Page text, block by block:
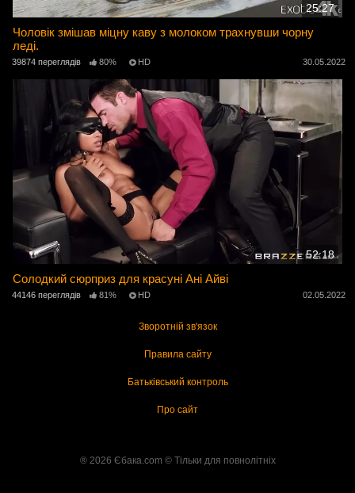
25:27
Чоловік змішав міцну каву з молоком трахнувши чорну
леді.
39874 переглядів 80% HD 30.05.2022
52:18
Солодкий сюрприз для красуні Ані Айві
44146 переглядів 81% HD 02.05.2022
Зворотній зв'язок
Правила сайту
Батьківський контроль
Про сайт
® 2026 Єбака.com ©️ Тільки для повнолітніх